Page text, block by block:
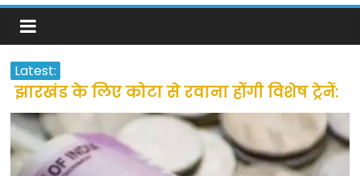
Latest:
झारखंड के लिए कोटा से रवाना होंगी विशेष ट्रेनें:
सीएम हेमंत सोरेन
उत्तराखंड के अन्य राज्यों में फंसे लोगों की जल्द
होगी घर वापसी